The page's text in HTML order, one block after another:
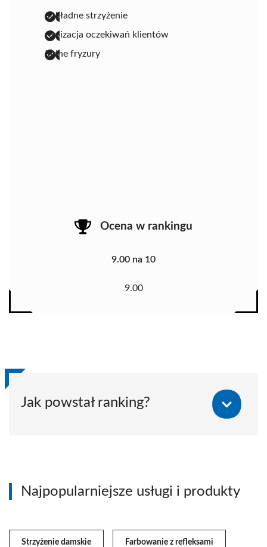
dokładne strzyżenie
realizacja oczekiwań klientów
ładne fryzury
Ocena w rankingu
9.00 na 10
9.00
Jak powstał ranking?
Najpopularniejsze usługi i produkty
Strzyżenie damskie Farbowanie z refleksami